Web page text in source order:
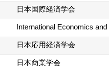
日本国際経済学会
International Economics
日本応用経済学会
日本商業学会